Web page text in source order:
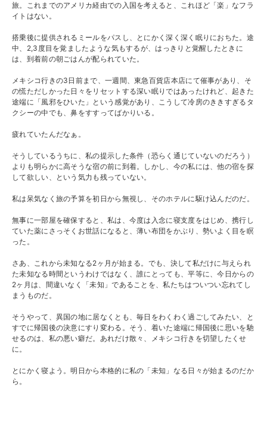
旅。これまでのアメリカ経由での入国を考えると、これほど「楽」なフラ
イトはない。
搭乗後に提供されるミールをパスし、とにかく深く深く眠りにおちた。途
中、2,3度目を覚ましたような気もするが、はっきりと覚醒したときに
は、到着前の朝ごはんが配られていた。
メキシコ行きの3日前まで、一週間、東急百貨店本店にて催事があり、そ
の慌ただしかった日々をリセットする深い眠りではあったけれど、起きた
途端に「風邪をひいた」という感覚があり、こうして冷房のききすぎるタ
クシーの中でも、鼻をすすってばかりいる。
疲れていたんだなぁ。
そうしているうちに、私の提示した条件（恐らく通じていないのだろう）
よりも明らかに高そうな宿の前に到着。しかし、今の私には、他の宿を探
して欲しい、という気力も残っていない。
私は呆気なく旅の予算を初日から無視し、そのホテルに駆け込んだのだ。
無事に一部屋を確保すると、私は、今度は入念に寝支度をはじめ、携行し
ていた薬にさっそくお世話になると、薄い布団をかぶり、勢いよく目を瞑
った。
さあ、これから未知なる2ヶ月が始まる。でも、決して私だけに与えられ
た未知なる時間というわけではなく、誰にとっても、平等に、今日からの
2ヶ月は、間違いなく「未知」であることを、私たちはついつい忘れてし
まうものだ。
そうやって、異国の地に居なくとも、毎日をわくわく過ごしてみたい、と
すでに帰国後の決意にすり変わる。そう、着いた途端に帰国後に思いを馳
せるのは、私の悪い癖だ。あれだけ散々、メキシコ行きを切望したくせ
に。
とにかく寝よう。明日から本格的に私の「未知」なる日々が始まるのだか
ら。